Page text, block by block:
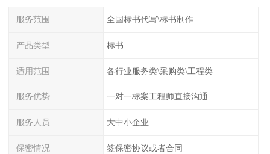
服务范围 全国标书代写\标书制作
产品类型 标书
适用范围 各行业服务类\采购类\工程类
服务优势 一对一标案工程师直接沟通
服务人员 大中小企业
保密情况 签保密协议或者合同